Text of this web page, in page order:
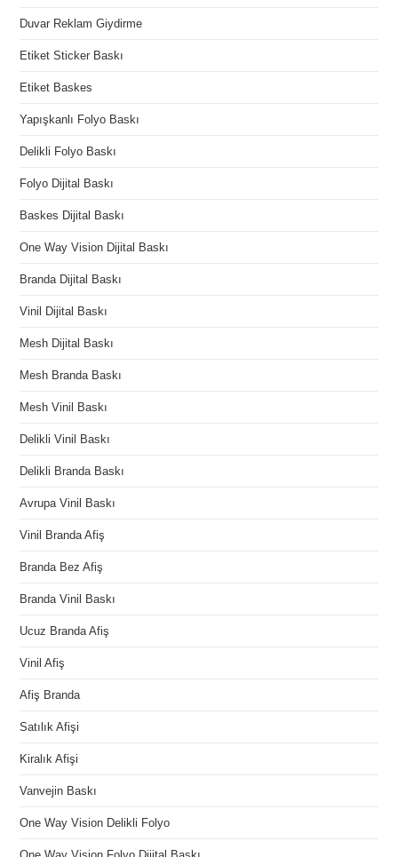
Duvar Reklam Giydirme
Etiket Sticker Baskı
Etiket Baskes
Yapışkanlı Folyo Baskı
Delikli Folyo Baskı
Folyo Dijital Baskı
Baskes Dijital Baskı
One Way Vision Dijital Baskı
Branda Dijital Baskı
Vinil Dijital Baskı
Mesh Dijital Baskı
Mesh Branda Baskı
Mesh Vinil Baskı
Delikli Vinil Baskı
Delikli Branda Baskı
Avrupa Vinil Baskı
Vinil Branda Afiş
Branda Bez Afiş
Branda Vinil Baskı
Ucuz Branda Afiş
Vinil Afiş
Afiş Branda
Satılık Afişi
Kiralık Afişi
Vanvejin Baskı
One Way Vision Delikli Folyo